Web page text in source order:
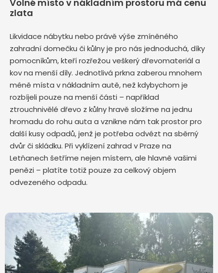
Volné místo v nákladním prostoru má cenu
zlata
Likvidace nábytku nebo právě výše zmíněného
zahradní domečku či kůlny je pro nás jednoduchá, díky
pomocníkům, kteří rozřežou veškerý dřevomateriál a
kov na menší díly. Jednotlivá prkna zaberou mnohem
méně místa v nákladním autě, než kdybychom je
rozbíjeli pouze na menší části – například
ztrouchnivělé dřevo z kůlny hravě složíme na jednu
hromadu do rohu auta a vznikne nám tak prostor pro
další kusy odpadů, jenž je potřeba odvézt na sběrný
dvůr či skládku. Při vyklízení zahrad v Praze na
Letňanech šetříme nejen místem, ale hlavně vašimi
penězi – platíte totiž pouze za celkový objem
odvezeného odpadu.